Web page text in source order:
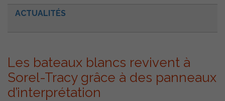
ACTUALITÉS
Les bateaux blancs revivent à
Sorel-Tracy grâce à des panneaux
d’interprétation